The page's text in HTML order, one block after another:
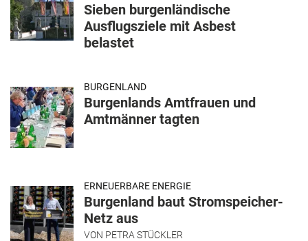
Sieben burgenländische
Ausflugsziele mit Asbest
belastet
BURGENLAND
Burgenlands Amtfrauen und
Amtmänner tagten
ERNEUERBARE ENERGIE
Burgenland baut Stromspeicher-
Netz aus
VON PETRA STÜCKLER